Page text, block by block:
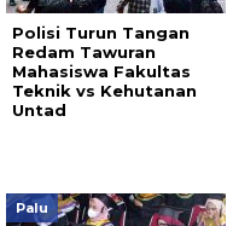
Polisi Turun Tangan
Redam Tawuran
Mahasiswa Fakultas
Teknik vs Kehutanan
Untad
Palu